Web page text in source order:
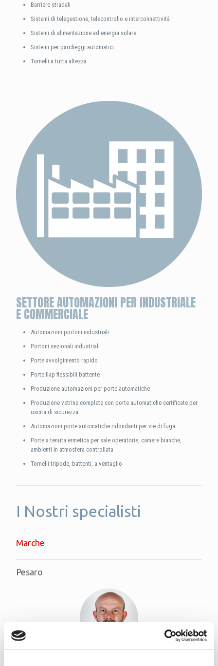
Barriere stradali
Sistemi di telegestione, telecontrollo e interconnettività
Sistemi di alimentazione ad energia solare
Sistemi per parcheggi automatici
Tornelli a tutta altezza
SETTORE AUTOMAZIONI PER INDUSTRIALE
E COMMERCIALE
Automazioni portoni industriali
Portoni sezionali industriali
Porte avvolgimento rapido
Porte flap flessibili battente
Produzione automazioni per porte automatiche
Produzione vetrine complete con porte automatiche certificate per
uscita di sicurezza
Automazioni porte automatiche ridondanti per vie di fuga
Porte a tenuta ermetica per sale operatorie, camere bianche,
ambienti in atmosfera controllata
Tornelli tripode, battenti, a ventaglio
I Nostri specialisti
Marche
Pesaro